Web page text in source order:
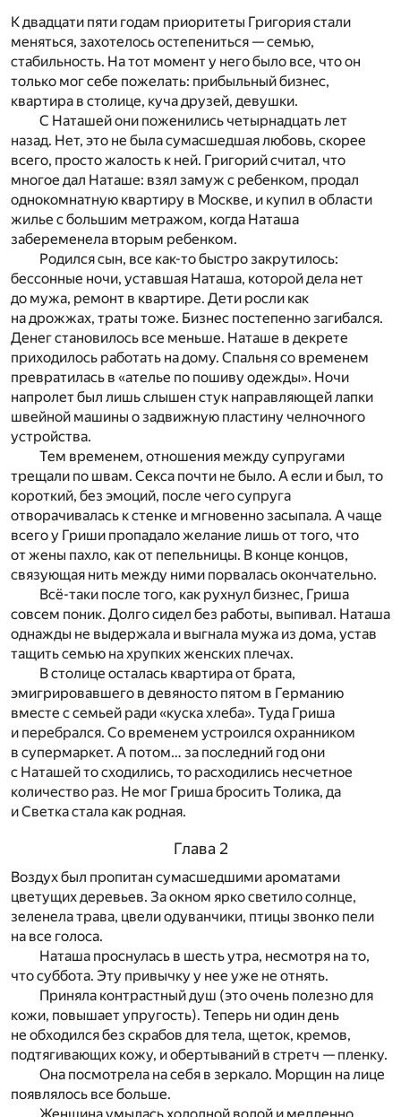
К двадцати пяти годам приоритеты Григория стали
меняться, захотелось остепениться — семью,
стабильность. На тот момент у него было все, что он
только мог себе пожелать: прибыльный бизнес,
квартира в столице, куча друзей, девушки.
С Наташей они поженились четырнадцать лет
назад. Нет, это не была сумасшедшая любовь, скорее
всего, просто жалость к ней. Григорий считал, что
многое дал Наташе: взял замуж с ребенком, продал
однокомнатную квартиру в Москве, и купил в области
жилье с большим метражом, когда Наташа
забеременела вторым ребенком.
Родился сын, все как-то быстро закрутилось:
бессонные ночи, уставшая Наташа, которой дела нет
до мужа, ремонт в квартире. Дети росли как
на дрожжах, траты тоже. Бизнес постепенно загибался.
Денег становилось все меньше. Наташе в декрете
приходилось работать на дому. Спальня со временем
превратилась в «ателье по пошиву одежды». Ночи
напролет был лишь слышен стук направляющей лапки
швейной машины о задвижную пластину челночного
устройства.
Тем временем, отношения между супругами
трещали по швам. Секса почти не было. А если и был, то
короткий, без эмоций, после чего супруга
отворачивалась к стенке и мгновенно засыпала. А чаще
всего у Гриши пропадало желание лишь от того, что
от жены пахло, как от пепельницы. В конце концов,
связующая нить между ними порвалась окончательно.
Всё-таки после того, как рухнул бизнес, Гриша
совсем поник. Долго сидел без работы, выпивал. Наташа
однажды не выдержала и выгнала мужа из дома, устав
тащить семью на хрупких женских плечах.
В столице осталась квартира от брата,
эмигрировавшего в девяносто пятом в Германию
вместе с семьей ради «куска хлеба». Туда Гриша
и перебрался. Со временем устроился охранником
в супермаркет. А потом… за последний год они
с Наташей то сходились, то расходились несчетное
количество раз. Не мог Гриша бросить Толика, да
и Светка стала как родная.
Глава 2
Воздух был пропитан сумасшедшими ароматами
цветущих деревьев. За окном ярко светило солнце,
зеленела трава, цвели одуванчики, птицы звонко пели
на все голоса.
Наташа проснулась в шесть утра, несмотря на то,
что суббота. Эту привычку у нее уже не отнять.
Приняла контрастный душ (это очень полезно для
кожи, повышает упругость). Теперь ни один день
не обходился без скрабов для тела, щеток, кремов,
подтягивающих кожу, и обертываний в стретч — пленку.
Она посмотрела на себя в зеркало. Морщин на лице
появлялось все больше.
Женщина умылась холодной водой и медленно,